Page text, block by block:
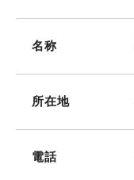
名称
所在地
電話